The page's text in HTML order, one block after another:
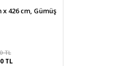
Gönder
x 426 cm, Gümüş
TL
TL